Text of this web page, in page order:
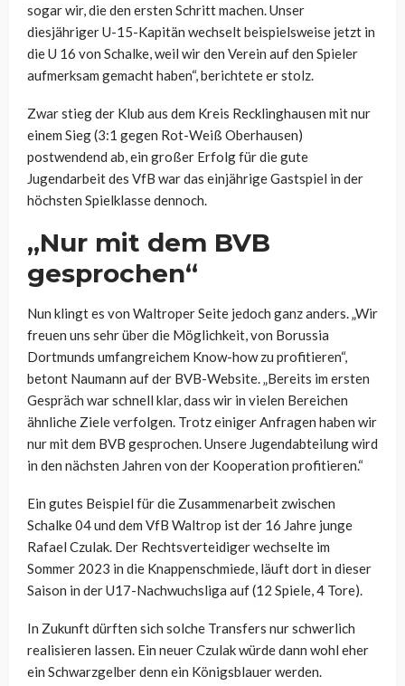
sogar wir, die den ersten Schritt machen. Unser
diesjähriger U-15-Kapitän wechselt beispielsweise jetzt in
die U 16 von Schalke, weil wir den Verein auf den Spieler
aufmerksam gemacht haben“, berichtete er stolz.
Zwar stieg der Klub aus dem Kreis Recklinghausen mit nur
einem Sieg (3:1 gegen Rot-Weiß Oberhausen)
postwendend ab, ein großer Erfolg für die gute
Jugendarbeit des VfB war das einjährige Gastspiel in der
höchsten Spielklasse dennoch.
„Nur mit dem BVB
gesprochen“
Nun klingt es von Waltroper Seite jedoch ganz anders. „Wir
freuen uns sehr über die Möglichkeit, von Borussia
Dortmunds umfangreichem Know-how zu profitieren“,
betont Naumann auf der BVB-Website. „Bereits im ersten
Gespräch war schnell klar, dass wir in vielen Bereichen
ähnliche Ziele verfolgen. Trotz einiger Anfragen haben wir
nur mit dem BVB gesprochen. Unsere Jugendabteilung wird
in den nächsten Jahren von der Kooperation profitieren.“
Ein gutes Beispiel für die Zusammenarbeit zwischen
Schalke 04 und dem VfB Waltrop ist der 16 Jahre junge
Rafael Czulak. Der Rechtsverteidiger wechselte im
Sommer 2023 in die Knappenschmiede, läuft dort in dieser
Saison in der U17-Nachwuchsliga auf (12 Spiele, 4 Tore).
In Zukunft dürften sich solche Transfers nur schwerlich
realisieren lassen. Ein neuer Czulak würde dann wohl eher
ein Schwarzgelber denn ein Königsblauer werden.